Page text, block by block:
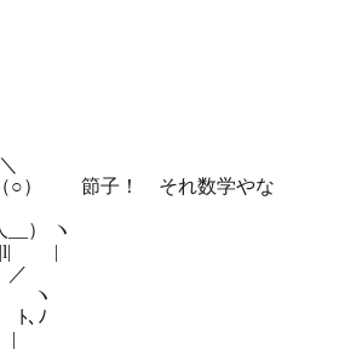
節子！ それ数学やな
ヽ
|
ﾉ